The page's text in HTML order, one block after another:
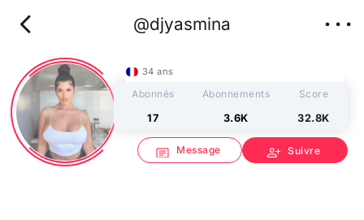
chevron_left @djyasmina more_horiz
34 ans
Abonnés
17
Abonnements
3.6K
Score
32.8K
chat Message person_add Suivre